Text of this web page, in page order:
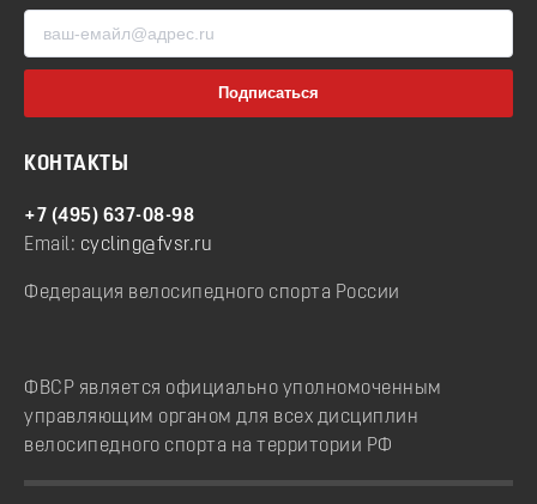
КОНТАКТЫ
+7 (495) 637-08-98
Email: cycling@fvsr.ru
Федерация велосипедного спорта России
ФВСР является официально уполномоченным
управляющим органом для всех дисциплин
велосипедного спорта на территории РФ